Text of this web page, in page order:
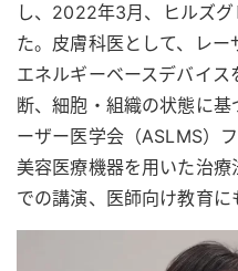
し、2022年3月、ヒルズ
た。皮膚科医として、レ
エネルギーベースデバイ
断、細胞・組織の状態に
ーザー医学会（ASLMS）
美容医療機器を用いた治
での講演、医師向け教育に